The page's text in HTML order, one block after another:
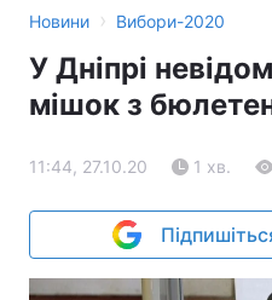
Новини › Вибори-2020
У Дніпрі
мішок з
11:44, 27.10.20 1 хв.